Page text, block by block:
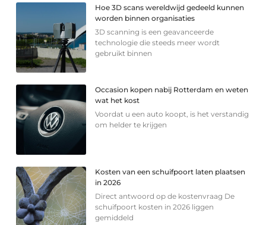
Hoe 3D scans wereldwijd gedeeld kunnen
worden binnen organisaties
3D scanning is een geavanceerde
technologie die steeds meer wordt
gebruikt binnen
Occasion kopen nabij Rotterdam en weten
wat het kost
Voordat u een auto koopt, is het verstandig
om helder te krijgen
Kosten van een schuifpoort laten plaatsen
in 2026
Direct antwoord op de kostenvraag De
schuifpoort kosten in 2026 liggen
gemiddeld